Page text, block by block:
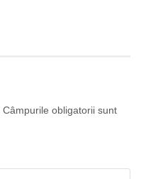
Câmpurile obligatorii sunt